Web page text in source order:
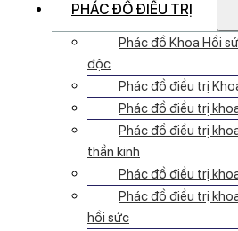
PHÁC ĐỒ ĐIỀU TRỊ
Phác đồ Khoa Hồi
độc
Phác đồ điều trị
Phác đồ điều trị
Phác đồ điều trị
thần kinh
Phác đồ điều trị
Phác đồ điều trị
hồi sức